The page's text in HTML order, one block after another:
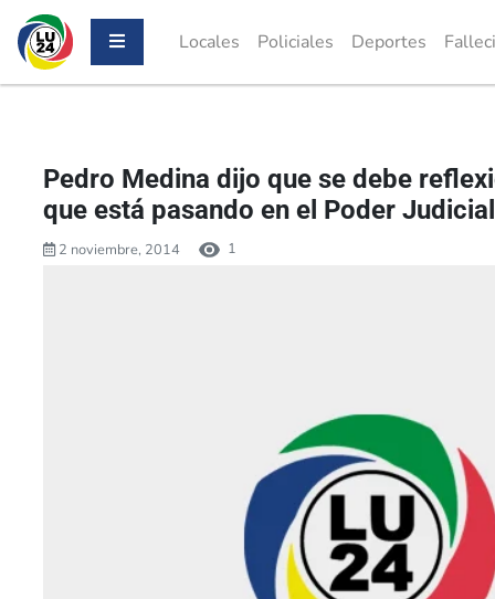
Locales Policiales Deportes
Pedro Medina dijo que se debe
que está pasando en el Poder
2 noviembre, 2014 1